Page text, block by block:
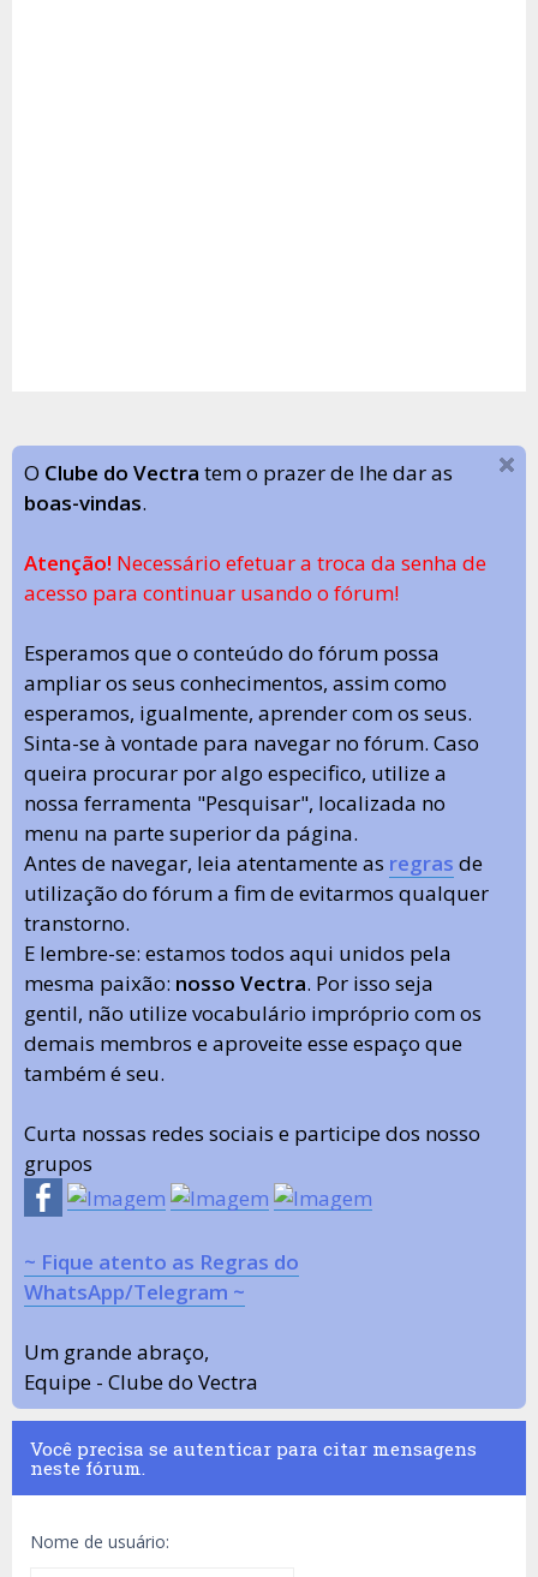
O Clube do Vectra tem o prazer de lhe dar as
boas-vindas.
Atenção! Necessário efetuar a troca da senha de
acesso para continuar usando o fórum!
Esperamos que o conteúdo do fórum possa
ampliar os seus conhecimentos, assim como
esperamos, igualmente, aprender com os seus.
Sinta-se à vontade para navegar no fórum. Caso
queira procurar por algo especifico, utilize a
nossa ferramenta "Pesquisar", localizada no
menu na parte superior da página.
Antes de navegar, leia atentamente as regras de
utilização do fórum a fim de evitarmos qualquer
transtorno.
E lembre-se: estamos todos aqui unidos pela
mesma paixão: nosso Vectra. Por isso seja
gentil, não utilize vocabulário impróprio com os
demais membros e aproveite esse espaço que
também é seu.
Curta nossas redes sociais e participe dos nosso
grupos
~ Fique atento as Regras do
WhatsApp/Telegram ~
Um grande abraço,
Equipe - Clube do Vectra
Você precisa se autenticar para citar mensagens
neste fórum.
Nome de usuário: